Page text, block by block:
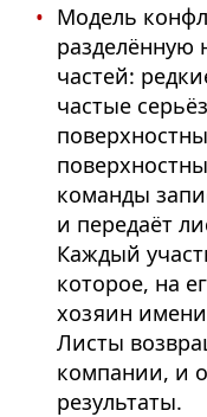
Модель
разделённую
частей:
частые
команды
и передаёт
Каждый
которое, на
хозяин имени
Листы
компании, и
результаты.